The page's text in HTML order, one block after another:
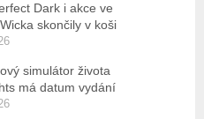
Dark i akce ve
skončily v koši
simulátor života
má datum vydání